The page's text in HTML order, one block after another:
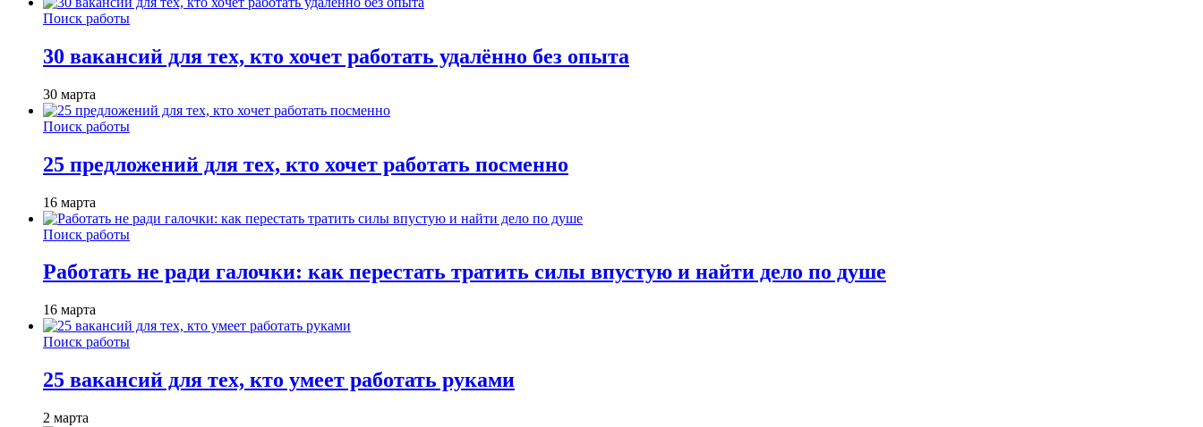
Поиск работы
30 вакансий для тех, кто хочет работать удалённо без опыта
30 марта
Поиск работы
25 предложений для тех, кто хочет работать посменно
16 марта
Поиск работы
Работать не ради галочки: как перестать тратить силы впустую и найти дело по душе
16 марта
Поиск работы
25 вакансий для тех, кто умеет работать руками
2 марта